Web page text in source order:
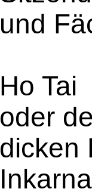
und
Ho Tai
oder
dicken